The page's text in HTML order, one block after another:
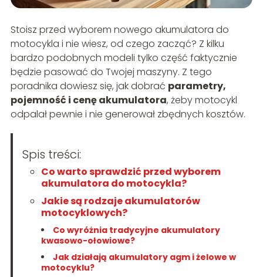
Stoisz przed wyborem nowego akumulatora do
motocykla i nie wiesz, od czego zacząć? Z kilku
bardzo podobnych modeli tylko część faktycznie
będzie pasować do Twojej maszyny. Z tego
poradnika dowiesz się, jak dobrać parametry,
pojemność i cenę akumulatora, żeby motocykl
odpalał pewnie i nie generował zbędnych kosztów.
Spis treści:
Co warto sprawdzić przed wyborem
akumulatora do motocykla?
Jakie są rodzaje akumulatorów
motocyklowych?
Co wyróżnia tradycyjne akumulatory
kwasowo-ołowiowe?
Jak działają akumulatory agm i żelowe w
motocyklu?